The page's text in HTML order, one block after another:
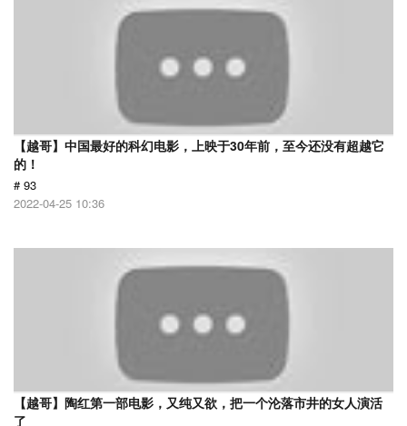
【越哥】中国最好的科幻电影，上映于30年前，至今还没有超越它
的！
# 93
2022-04-25 10:36
【越哥】陶红第一部电影，又纯又欲，把一个沦落市井的女人演活
了